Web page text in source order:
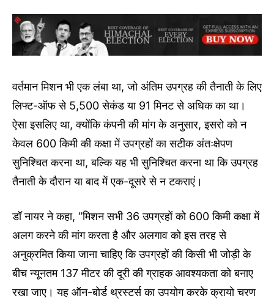
वर्तमान मिशन भी एक लंबा था, जो अंतिम उपग्रह की तैनाती के लिए
लिफ्ट-ऑफ से 5,500 सेकंड या 91 मिनट से अधिक का था।
ऐसा इसलिए था, क्योंकि कंपनी की मांग के अनुसार, इसरो को न
केवल 600 किमी की कक्षा में उपग्रहों का सटीक अंतःक्षेपण
सुनिश्चित करना था, बल्कि यह भी सुनिश्चित करना था कि उपग्रह
तैनाती के दौरान या बाद में एक-दूसरे से न टकराएं।
डॉ नायर ने कहा, “मिशन सभी 36 उपग्रहों को 600 किमी कक्षा में
अलग करने की मांग करता है और अलगाव को इस तरह से
अनुक्रमित किया जाना चाहिए कि उपग्रहों की किसी भी जोड़ी के
बीच न्यूनतम 137 मीटर की दूरी की ग्राहक आवश्यकता को बनाए
रखा जाए। यह ऑन-बोर्ड थ्रस्टर्स का उपयोग करके क्रायो चरण